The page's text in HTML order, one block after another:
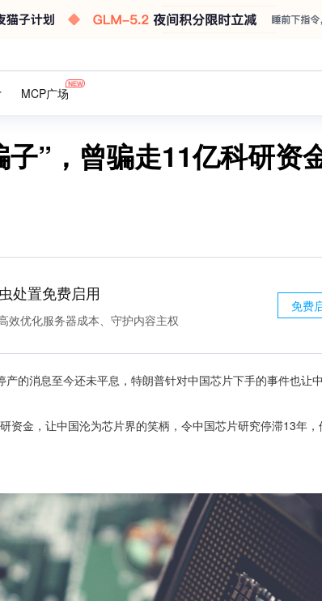
MCP广场
”，曾骗走11亿科研资
处置免费启用
效优化服务器成本、守护内容主权
免费
的消息至今还未平息，特朗普针对中国芯片下手的事件也让
资金，让中国沦为芯片界的笑柄，令中国芯片研究停滞13年